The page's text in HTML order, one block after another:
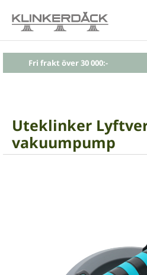
Fri frakt över 30 000:-
Uteklinker
vakuumpump